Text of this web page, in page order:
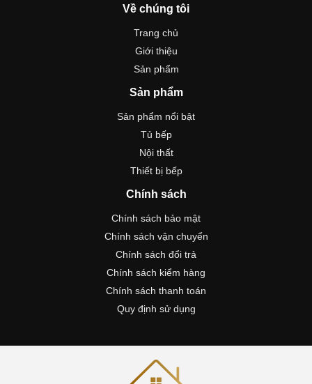
Về chúng tôi
Trang chủ
Giới thiệu
Sản phẩm
Sản phẩm
Sản phẩm nổi bật
Tủ bếp
Nội thất
Thiết bị bếp
Chính sách
Chính sách bảo mật
Chính sách vận chuyển
Chính sách đổi trả
Chính sách kiểm hàng
Chính sách thanh toán
Quy định sử dụng